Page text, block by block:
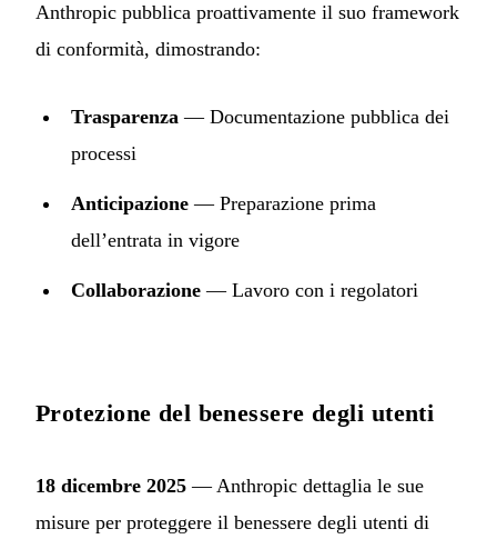
Anthropic pubblica proattivamente il suo framework
di conformità, dimostrando:
Trasparenza — Documentazione pubblica dei
processi
Anticipazione — Preparazione prima
dell’entrata in vigore
Collaborazione — Lavoro con i regolatori
Protezione del benessere degli utenti
18 dicembre 2025 — Anthropic dettaglia le sue
misure per proteggere il benessere degli utenti di